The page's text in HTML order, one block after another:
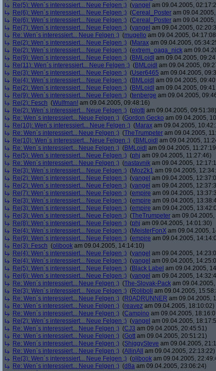
Re(5): Wen´s interessiert... Neue Felgen ;) (yangel am 09.04.2005,
Re(6): Wen´s interessiert... Neue Felgen ;) (Cereal_Poster am
Re(6): Wen´s interessiert... Neue Felgen ;) (Cereal_Poster am
Re(7): Wen´s interessiert... Neue Felgen ;) (yangel am 09.04.2005,
Re: Wen´s interessiert... Neue Felgen ;) (mugello am 09.04.2005,
Re(2): Wen´s interessiert... Neue Felgen ;) (Marax am 09.04.2005,
Re(2): Wen´s interessiert... Neue Felgen ;) (extrem_oaga_nick am
Re(9): Wen´s interessiert... Neue Felgen ;) (BMLoidl am 09.04.2005,
Re(11): Wen´s interessiert... Neue Felgen ;) (BMLoidl am 09.04.2005,
Re(3): Wen´s interessiert... Neue Felgen ;) (User6465 am 09.04.2005,
Re(4): Wen´s interessiert... Neue Felgen ;) (BMLoidl am 09.04.2005,
Re(2): Wen´s interessiert... Neue Felgen ;) (BMLoidl am 09.04.2005,
Re(9): Wen´s interessiert... Neue Felgen ;) (tenberge am 09.04.2005,
Re(2): Fesch (Wulfman! am 09.04.2005, 09:48:16)
Re(2): Wen´s interessiert... Neue Felgen ;) (plotti am 09.04.2005, 09:51:38)
Re: Wen´s interessiert... Neue Felgen ;) (Gordon Gecko am 09.04.2005,
Re(10): Wen´s interessiert... Neue Felgen ;) (Marax am 09.04.2005,
Re: Wen´s interessiert... Neue Felgen ;) (TheTrumpeter am 09.04.2005,
Re(10): Wen´s interessiert... Neue Felgen ;) (BMLoidl am 09.04.2005,
Re: Wen´s interessiert... Neue Felgen ;) (BMLoidl am 09.04.2005,
Re(5): Wen´s interessiert... Neue Felgen ;) (phj am 09.04.2005, 11:27:46)
Re: Wen´s interessiert... Neue Felgen ;) (nastavnik am 09.04.2005,
Re(3): Wen´s interessiert... Neue Felgen ;) (Moz2k1 am 09.04.2005,
Re(2): Wen´s interessiert... Neue Felgen ;) (yangel am 09.04.2005,
Re(2): Wen´s interessiert... Neue Felgen ;) (yangel am 09.04.2005,
Re(7): Wen´s interessiert... Neue Felgen ;) (empire am 09.04.2005,
Re(3): Wen´s interessiert... Neue Felgen ;) (empire am 09.04.2005,
Re(3): Wen´s interessiert... Neue Felgen ;) (empire am 09.04.2005,
Re(3): Wen´s interessiert... Neue Felgen ;) (TheTrumpeter am 09.04.2005,
Re(8): Wen´s interessiert... Neue Felgen ;) (phj am 09.04.2005, 14:01:30)
Re(4): Wen´s interessiert... Neue Felgen ;) (MeisterFonX am 09.04.2005,
Re(9): Wen´s interessiert... Neue Felgen ;) (empire am 09.04.2005,
Re(3): Fesch (olibook am 09.04.2005, 14:14:10)
Re(4): Wen´s interessiert... Neue Felgen ;) (yangel am 09.04.2005,
Re(4): Wen´s interessiert... Neue Felgen ;) (yangel am 09.04.2005,
Re(5): Wen´s interessiert... Neue Felgen ;) (Black Label am 09.04.2005,
Re(6): Wen´s interessiert... Neue Felgen ;) (yangel am 09.04.2005,
Re: Wen´s interessiert... Neue Felgen ;) (The-Slovak-Pack am
Re(3): Wen´s interessiert... Neue Felgen ;) (Roliboli am 09.04.2005,
Re: Wen´s interessiert... Neue Felgen ;) (R0ADRUNNER am 09.04.2005,
Re: Wen´s interessiert... Neue Felgen ;) (reavez am 09.04.2005, 18:10:02)
Re: Wen´s interessiert... Neue Felgen ;) (Campino am 09.04.2005,
Re(2): Wen´s interessiert... Neue Felgen ;) (yangel am 09.04.2005,
Re: Wen´s interessiert... Neue Felgen ;) (CJ3 am 09.04.2005, 20:45:51)
Re: Wen´s interessiert... Neue Felgen ;) (Gott am 09.04.2005, 20:51:21)
Re: Wen´s interessiert... Neue Felgen ;) (ShiggySteve am 09.04.2005,
Re: Wen´s interessiert... Neue Felgen ;) (AllinAll
am 09.04.2005, 22:13:22)
Re(3): Wen´s interessiert... Neue Felgen ;) (olibook am 09.04.2005,
Re: Wen´s interessiert... Neue Felgen ;) (d8a am 09.04.2005, 23:06:24)